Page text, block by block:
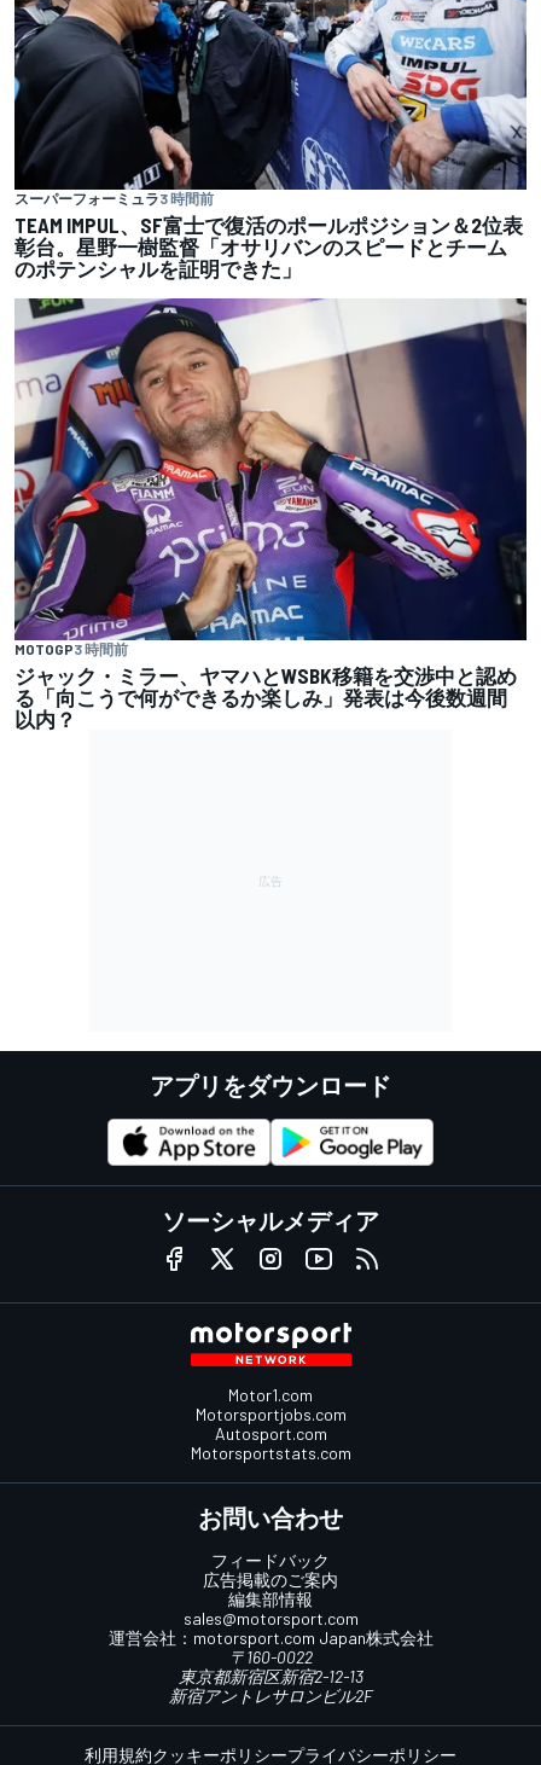
スーパーフォーミュラ3 時間前
TEAM IMPUL、SF富士で復活のポールポジション＆2位表
彰台。星野一樹監督「オサリバンのスピードとチーム
のポテンシャルを証明できた」
MOTOGP3 時間前
ジャック・ミラー、ヤマハとWSBK移籍を交渉中と認め
る「向こうで何ができるか楽しみ」発表は今後数週間
以内？
アプリをダウンロード
ソーシャルメディア
Motor1.com
Motorsportjobs.com
Autosport.com
Motorsportstats.com
お問い合わせ
フィードバック
広告掲載のご案内
編集部情報
sales@motorsport.com
運営会社： motorsport.com Japan株式会社
〒160-0022
東京都新宿区新宿2-12-13
新宿アントレサロンビル2F
利用規約クッキーポリシープライバシーポリシー